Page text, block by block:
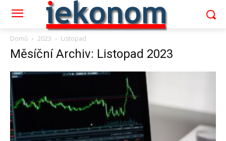
Domů 2023 Listopad
Měsíční Archiv: Listopad 2023